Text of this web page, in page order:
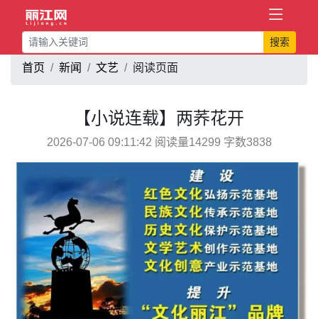
搜索
首页 新闻 文艺 阅读页面
【小说连载】两荞花开
2026-07-06 09:11:42 阅读量14299 字数3838